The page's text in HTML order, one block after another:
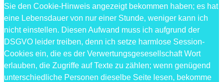
Sie den Cookie-Hinweis angezeigt bekommen haben; es hat
eine Lebensdauer von nur einer Stunde, weniger kann ich
nicht einstellen. Diesen Aufwand muss ich aufgrund der
DSGVO leider treiben, denn ich setze harmlose Session-
Cookies ein, die es der Verwertungsgesesellschaft Wort
erlauben, die Zugriffe auf Texte zu zählen; wenn genügend
unterschiedliche Personen dieselbe Seite lesen, bekomme